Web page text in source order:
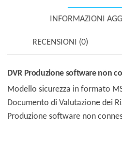
INFORMAZIONI
RECENSIONI (0)
DVR Produzione software non
Modello sicurezza in formato
Documento di Valutazione dei
Produzione software non